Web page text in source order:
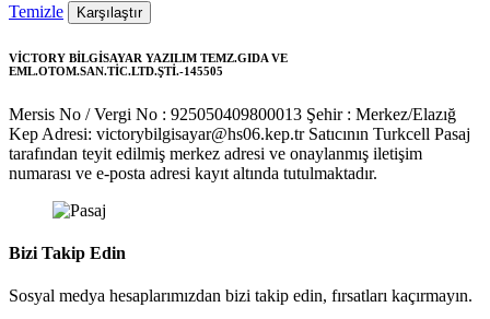
Temizle Karşılaştır
VİCTORY BİLGİSAYAR YAZILIM TEMZ.GIDA VE
EML.OTOM.SAN.TİC.LTD.ŞTİ.-145505
Mersis No / Vergi No : 925050409800013 Şehir : Merkez/Elazığ
Kep Adresi: victorybilgisayar@hs06.kep.tr Satıcının Turkcell Pasaj
tarafından teyit edilmiş merkez adresi ve onaylanmış iletişim
numarası ve e-posta adresi kayıt altında tutulmaktadır.
Bizi Takip Edin
Sosyal medya hesaplarımızdan bizi takip edin, fırsatları kaçırmayın.